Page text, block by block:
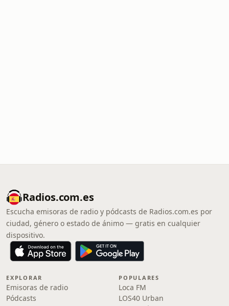
Radios.com.es
Escucha emisoras de radio y pódcasts de Radios.com.es por
ciudad, género o estado de ánimo — gratis en cualquier
dispositivo.
EXPLORAR
Emisoras de radio
Pódcasts
POPULARES
Loca FM
LOS40 Urban